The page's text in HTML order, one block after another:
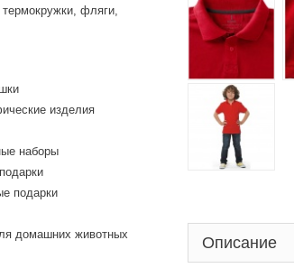
Описание
фляги,
изделия
наборы
подарки
домашних животных